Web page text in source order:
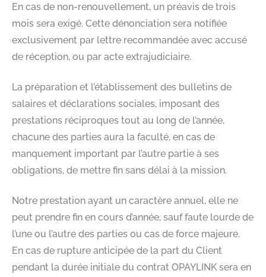
En cas de non-renouvellement, un préavis de trois
mois sera exigé. Cette dénonciation sera notifiée
exclusivement par lettre recommandée avec accusé
de réception, ou par acte extrajudiciaire. ​
La préparation et l’établissement des bulletins de
salaires et déclarations sociales, imposant des
prestations réciproques tout au long de l’année,
chacune des parties aura la faculté, en cas de
manquement important par l’autre partie à ses
obligations, de mettre fin sans délai à la mission.​
Notre prestation ayant un caractère annuel, elle ne
peut prendre fin en cours d’année, sauf faute lourde de
l’une ou l’autre des parties ou cas de force majeure.
En cas de rupture anticipée de la part du Client
pendant la durée initiale du contrat OPAYLINK sera en